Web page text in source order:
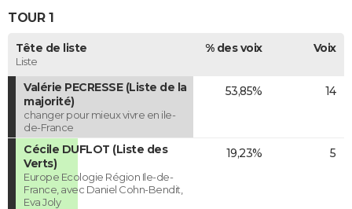
TOUR 1
Tête de liste
Liste
% des voix Voix
Valérie PECRESSE (Liste de la
majorité)
changer pour mieux vivre en ile-
de-France
53,85% 14
Cécile DUFLOT (Liste des
Verts)
Europe Ecologie Région Ile-de-
France, avec Daniel Cohn-Bendit,
Eva Joly
19,23% 5